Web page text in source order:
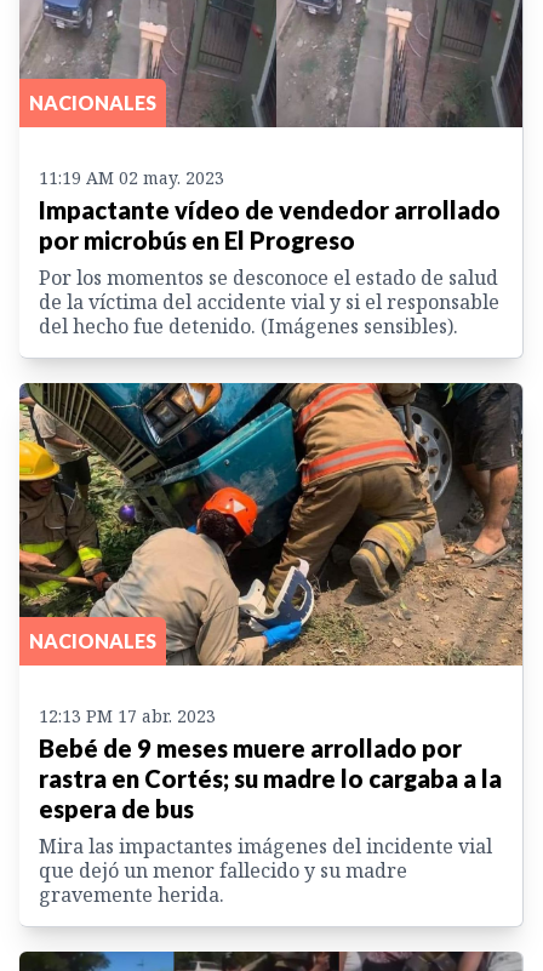
NACIONALES
11:19 AM 02 may. 2023
Impactante vídeo de vendedor arrollado
por microbús en El Progreso
Por los momentos se desconoce el estado de salud
de la víctima del accidente vial y si el responsable
del hecho fue detenido. (Imágenes sensibles).
NACIONALES
12:13 PM 17 abr. 2023
Bebé de 9 meses muere arrollado por
rastra en Cortés; su madre lo cargaba a la
espera de bus
Mira las impactantes imágenes del incidente vial
que dejó un menor fallecido y su madre
gravemente herida.